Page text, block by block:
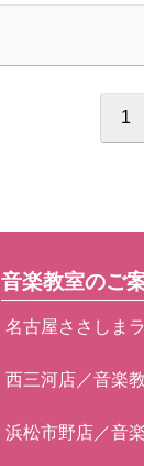
1
音楽教室のご
名古屋ささしま
西三河店／音楽
浜松市野店／音